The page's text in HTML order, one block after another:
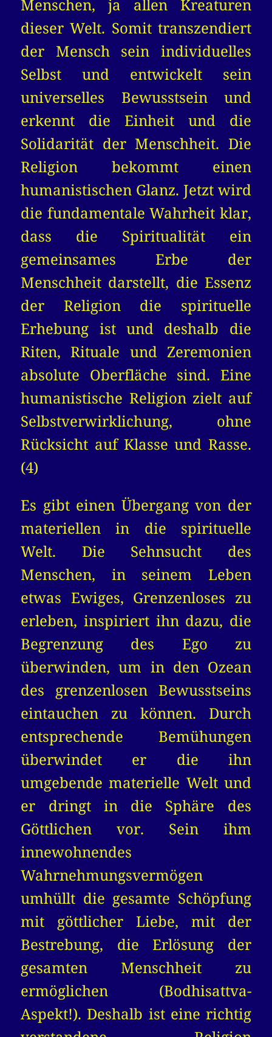
Menschen, ja allen Kreaturen
dieser Welt. Somit transzendiert
der Mensch sein individuelles
Selbst und entwickelt sein
universelles Bewusstsein und
erkennt die Einheit und die
Solidarität der Menschheit. Die
Religion bekommt einen
humanistischen Glanz. Jetzt wird
die fundamentale Wahrheit klar,
dass die Spiritualität ein
gemeinsames Erbe der
Menschheit darstellt, die Essenz
der Religion die spirituelle
Erhebung ist und deshalb die
Riten, Rituale und Zeremonien
absolute Oberfläche sind. Eine
humanistische Religion zielt auf
Selbstverwirklichung, ohne
Rücksicht auf Klasse und Rasse.
(4)
Es gibt einen Übergang von der
materiellen in die spirituelle
Welt. Die Sehnsucht des
Menschen, in seinem Leben
etwas Ewiges, Grenzenloses zu
erleben, inspiriert ihn dazu, die
Begrenzung des Ego zu
überwinden, um in den Ozean
des grenzenlosen Bewusstseins
eintauchen zu können. Durch
entsprechende Bemühungen
überwindet er die ihn
umgebende materielle Welt und
er dringt in die Sphäre des
Göttlichen vor. Sein ihm
innewohnendes
Wahrnehmungsvermögen
umhüllt die gesamte Schöpfung
mit göttlicher Liebe, mit der
Bestrebung, die Erlösung der
gesamten Menschheit zu
ermöglichen (Bodhisattva-
Aspekt!). Deshalb ist eine richtig